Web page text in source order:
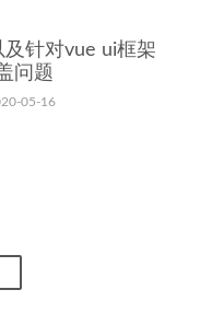
针对vue ui框架
问题
05-16